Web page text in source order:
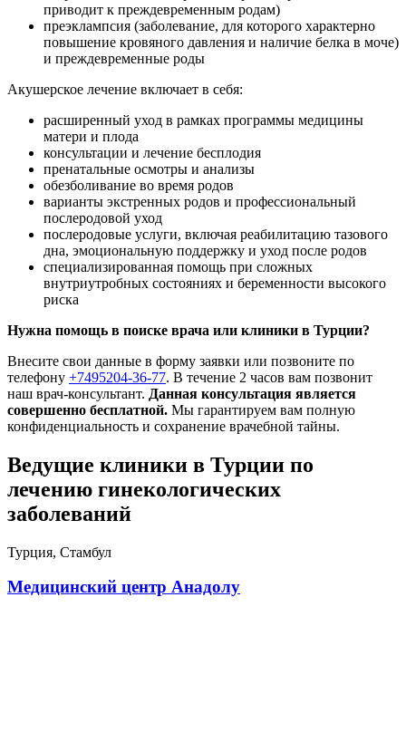
приводит к преждевременным родам)
преэклампсия (заболевание, для которого характерно
повышение кровяного давления и наличие белка в моче)
и преждевременные роды
Акушерское лечение включает в себя:
расширенный уход в рамках программы медицины
матери и плода
консультации и лечение бесплодия
пренатальные осмотры и анализы
обезболивание во время родов
варианты экстренных родов и профессиональный
послеродовой уход
послеродовые услуги, включая реабилитацию тазового
дна, эмоциональную поддержку и уход после родов
специализированная помощь при сложных
внутриутробных состояниях и беременности высокого
риска
Нужна помощь в поиске врача или клиники в Турции?
Внесите свои данные в форму заявки или позвоните по
телефону +7495204-36-77. В течение 2 часов вам позвонит
наш врач-консультант. Данная консультация является
совершенно бесплатной. Мы гарантируем вам полную
конфиденциальность и сохранение врачебной тайны.
Ведущие клиники в Турции по
лечению гинекологических
заболеваний
Турция, Стамбул
Медицинский центр Анадолу